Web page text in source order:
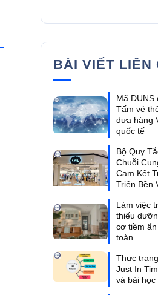
BÀI VIẾT LIÊN
Mã DUNS
Tấm vé
đưa hàng
quốc tế
Bộ Quy
Chuỗi
Cam Kết
Triển Bền
Làm việc
thiếu
cơ tiềm
toàn
Thực
Just In
và bài